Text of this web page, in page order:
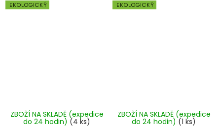
EKOLOGICKÝ
ZBOŽÍ NA SKLADĚ (expedice
do 24 hodin) (4 ks)
EKOLOGICKÝ
ZBOŽÍ NA SKLADĚ (expedice
do 24 hodin) (1 ks)